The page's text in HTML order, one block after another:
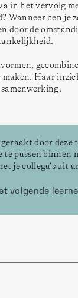
in het vervolg
Wanneer ben je
door de
Haar
door
passen binnen
je collega’s uit
volgende